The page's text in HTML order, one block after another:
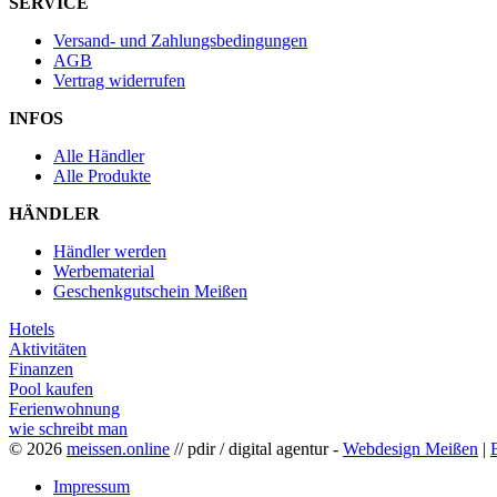
Versand- und Zahlungsbedingungen
AGB
Vertrag widerrufen
INFOS
Alle Händler
Alle Produkte
HÄNDLER
Händler werden
Werbematerial
Geschenkgutschein Meißen
Hotels
Aktivitäten
Finanzen
Pool kaufen
Ferienwohnung
wie schreibt man
© 2026 meissen.online // pdir / digital agentur - Webdesign Meißen |
Impressum